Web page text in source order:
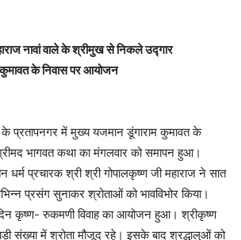
नावां वाले के श्रीमुख से निकले उद्गार
के निवास पर आयोजन
प्रतापनगर में मुख्य यजमान डूंगाराम कुमावत के
भागवत कथा का मंगलवार को समापन हुआ।
धर्म प्रचारक श्री श्री गोपालकृष्ण जी महाराज ने सात
प्रसंग सुनाकर श्रोताओं को भावविभोर किया।
कृष्ण- रुकमणी विवाह का आयोजन हुआ। श्रीकृष्ण
संख्या में श्रोता मौजूद रहे। इसके बाद श्रद्धालुओं को